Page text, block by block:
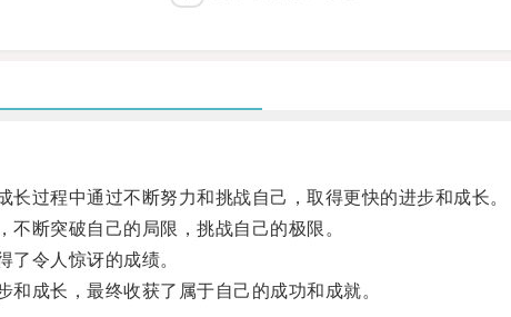
过程中通过不断努力和挑战自己，取得更快的进步和成长。
断突破自己的局限，挑战自己的极限。
令人惊讶的成绩。
成长，最终收获了属于自己的成功和成就。